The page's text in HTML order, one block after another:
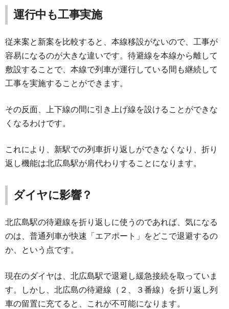
運行中も工事実施
従来案と新案を比較すると、本線移設がないので、工事が
容易になるのが大きな違いです。待避線を本線から離して
敷設することで、本線で列車が運行している間も継続して
工事を実施することができます。
その反面、上下線の間に引き上げ線を設けることができな
くなるわけです。
これにより、新駅での列車折り返しができなくなり、折り
返し機能は北広島駅が肩代わりすることになります。
ダイヤに影響？
北広島駅の待避線を折り返しに使うのであれば、気になる
のは、普通列車が快速「エアポート」をどこで退避するの
か、という点です。
現在のダイヤは、北広島駅で退避し緩急接続を取っていま
す。しかし、北広島の待避線（２、３番線）を折り返し列
車の留置に充てると、これが不可能になります。